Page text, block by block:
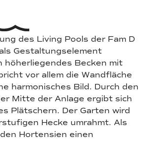
des Living Pools der Fam D
Gestaltungselement
höherliegendes Becken mit
vor allem die Wandfläche
harmonisches Bild. Durch den
Mitte der Anlage ergibt sich
Plätschern. Der Garten wird
Hecke umrahmt. Als
Hortensien einen